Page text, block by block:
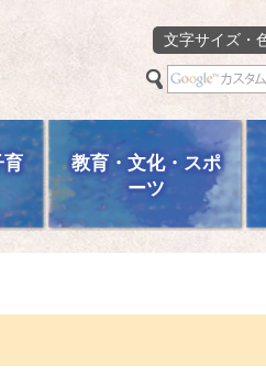
文字サイズ・
育
教育・文化・スポ
ーツ